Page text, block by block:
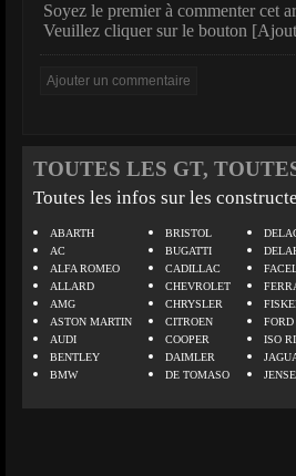
Soyez le premier à commenter cet
Veuillez cliquer sur le bouton
TOUTES LES GT,
Toutes les infos sur les
ABARTH
AC
ALFA ROMEO
ALLARD
AMG
ASTON MARTIN
AUDI
BENTLEY
BMW
BRISTOL
BUGATTI
CADILLAC
CHEVROLET
CHRYSLER
CITROEN
COOPER
DAIMLER
DE TOMASO
FORD
ISO